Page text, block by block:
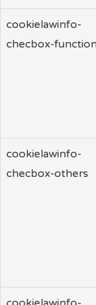
cookielawinfo-
checbox-
cookielawinfo-
checbox-others